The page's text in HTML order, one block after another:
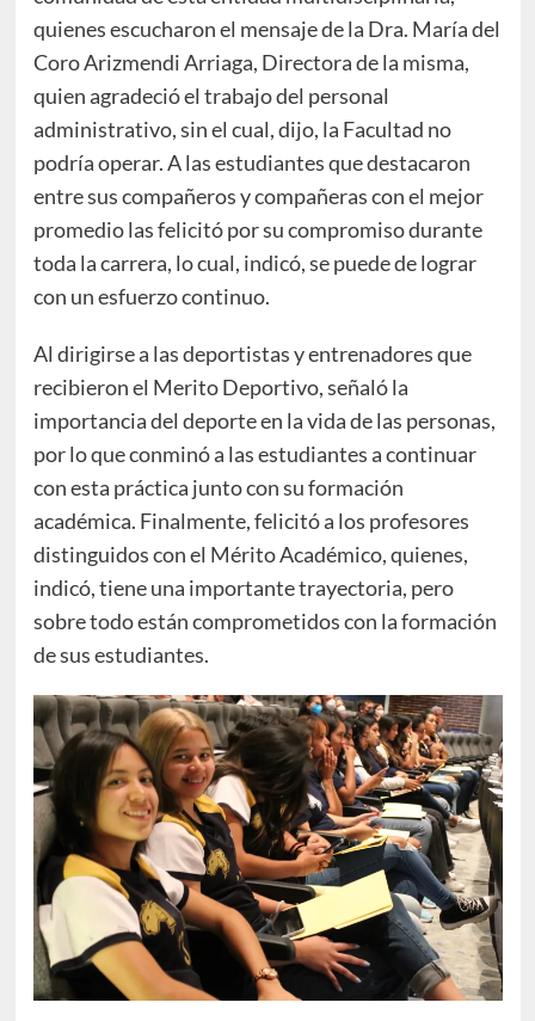
quienes escucharon el mensaje de la Dra. María del
Coro Arizmendi Arriaga, Directora de la misma,
quien agradeció el trabajo del personal
administrativo, sin el cual, dijo, la Facultad no
podría operar. A las estudiantes que destacaron
entre sus compañeros y compañeras con el mejor
promedio las felicitó por su compromiso durante
toda la carrera, lo cual, indicó, se puede de lograr
con un esfuerzo continuo.
Al dirigirse a las deportistas y entrenadores que
recibieron el Merito Deportivo, señaló la
importancia del deporte en la vida de las personas,
por lo que conminó a las estudiantes a continuar
con esta práctica junto con su formación
académica. Finalmente, felicitó a los profesores
distinguidos con el Mérito Académico, quienes,
indicó, tiene una importante trayectoria, pero
sobre todo están comprometidos con la formación
de sus estudiantes.